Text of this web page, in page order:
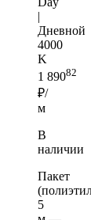
|
Дневной
4000
K
1 89082
₽/
м
В
наличии
Пакет
5